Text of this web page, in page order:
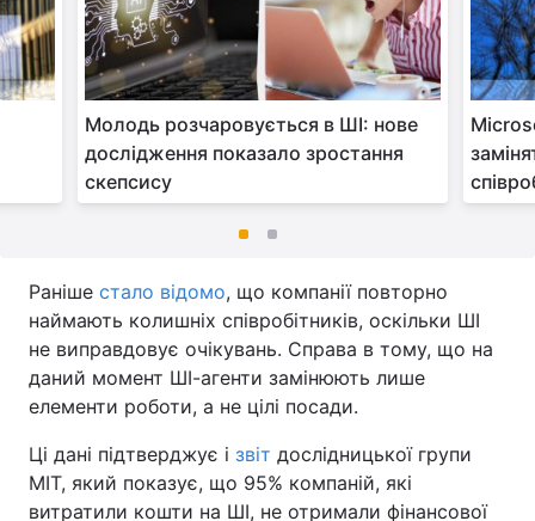
Молодь розчаровується в ШІ: нове
дослідження показало зростання
скепсису
Раніше стало відомо, що компанії повторно
наймають колишніх співробітників, оскільки ШІ
не виправдовує очікувань. Справа в тому, що на
даний момент ШІ-агенти замінюють лише
елементи роботи, а не цілі посади.
Ці дані підтверджує і звіт дослідницької групи
MIT, який показує, що 95% компаній, які
витратили кошти на ШІ, не отримали фінансової